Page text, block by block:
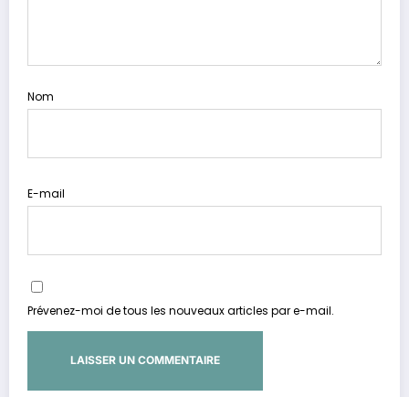
Nom
E-mail
Prévenez-moi de tous les nouveaux articles par e-mail.